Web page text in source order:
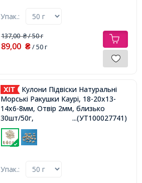
Упак.:
137,00₴/ 50 г
89,00 ₴/ 50 г
Кулони Підвіски Натуральні
Морські Ракушки Каурі, 18-20х13-
14х6-8мм, Отвір 2мм, близько
30шт/50г,
...(УТ100027741)
Упак.: